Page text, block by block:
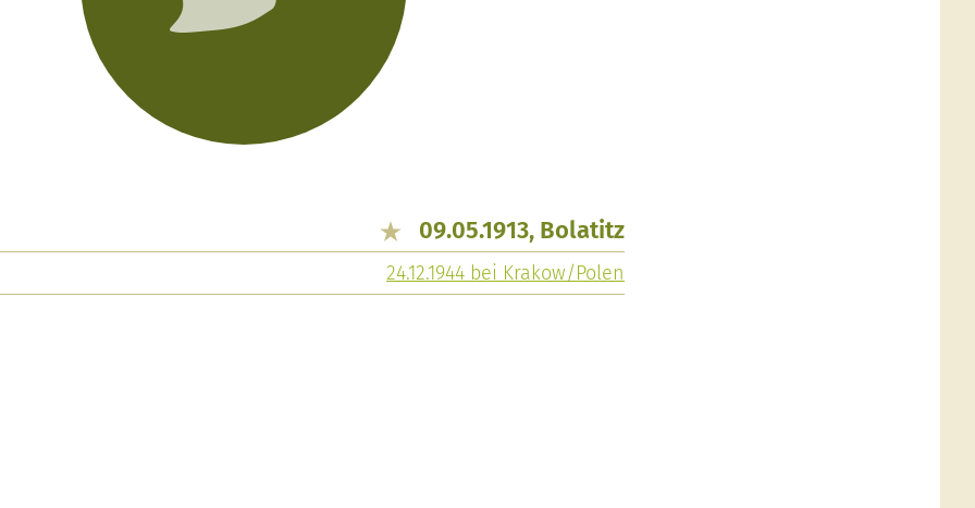
09.05.1913, Bolatitz
24.12.1944 bei Krakow/Polen